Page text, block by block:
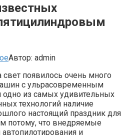
Автор: admin
появилось очень много
с ульрасовременным
одно из самых удивительных
технологий наличие
настоящий праздник для
потому, что внедряемые
и